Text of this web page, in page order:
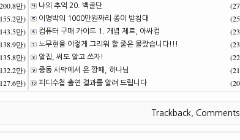
만)
만)
만)
만)
만)
만)
만)
나의 추억 20. 백골단
이명박의 1000만원짜리 종이 받침대
컴퓨터 구매 가이드 1. 개념 제로, 아싸컴
노무현을 이렇게 그리워 할 줄은 몰랐습니다!!!
알집, 써도 알고 쓰자!
중동 사막에서 온 깡패, 하나님
피디수첩 출연 결과를 알려 드립니다
Trackback Comments